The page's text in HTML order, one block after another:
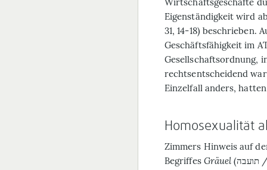
Eigenständigkeit wird
31, 14-18) beschrieben.
Geschäftsfähigkeit im
Gesellschaftsordnung,
rechtsentscheidend
Einzelfall anders,
Homosexualität
Zimmers Hinweis auf
Begriffes Gräuel
/